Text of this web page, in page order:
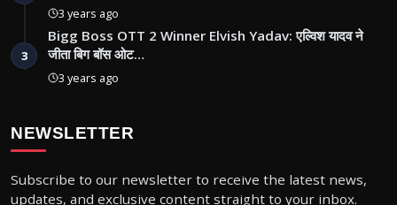
3 years ago
3
Bigg Boss OTT 2 Winner Elvish Yadav: एल्विश यादव ने
जीता बिग बॉस ओट…
3 years ago
NEWSLETTER
Subscribe to our newsletter to receive the latest news,
updates, and exclusive content straight to your inbox.